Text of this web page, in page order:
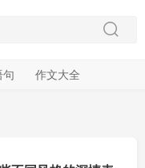
句 作文大全